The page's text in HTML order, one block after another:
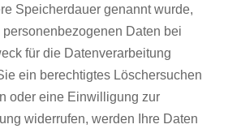
Speicherdauer genannt wurde,
Daten bei
für die Datenverarbeitung
ein berechtigtes Löschersuchen
oder eine Einwilligung zur
widerrufen, werden Ihre Daten